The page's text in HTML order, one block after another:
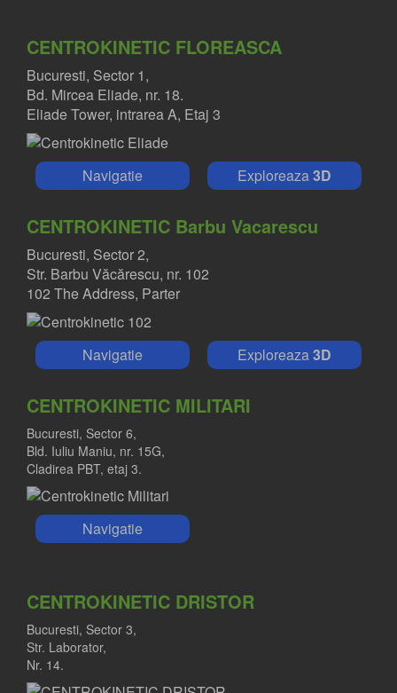
CENTROKINETIC FLOREASCA
Bucuresti, Sector 1,
Bd. Mircea Eliade, nr. 18.
Eliade Tower, intrarea A, Etaj 3
Navigatie Exploreaza3D
CENTROKINETIC Barbu Vacarescu
Bucuresti, Sector 2,
Str. Barbu Văcărescu, nr. 102
102 The Address, Parter
Navigatie Exploreaza3D
CENTROKINETIC MILITARI
Bucuresti, Sector 6,
Bld. Iuliu Maniu, nr. 15G,
Cladirea PBT, etaj 3.
Navigatie
CENTROKINETIC DRISTOR
Bucuresti, Sector 3,
Str. Laborator,
Nr. 14.